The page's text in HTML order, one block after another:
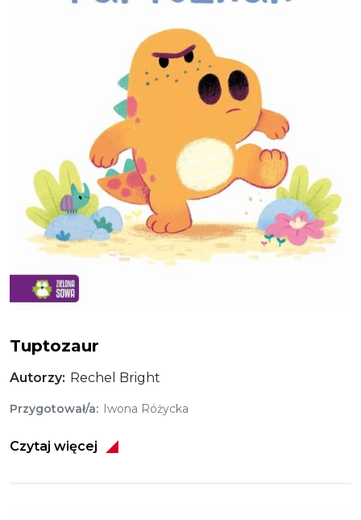
Tuptozaur
Autorzy Rechel Bright
Przygotował/a Iwona Różycka
Czytaj więcej